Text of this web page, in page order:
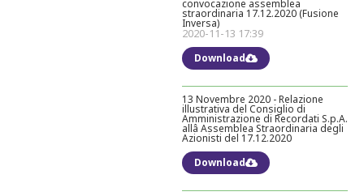
convocazione assemblea
straordinaria 17.12.2020 (Fusione
Inversa)
2020-11-13 17:39
Download
13 Novembre 2020 - Relazione
illustrativa del Consiglio di
Amministrazione di Recordati S.p.A.
allâ Assemblea Straordinaria degli
Azionisti del 17.12.2020
Download